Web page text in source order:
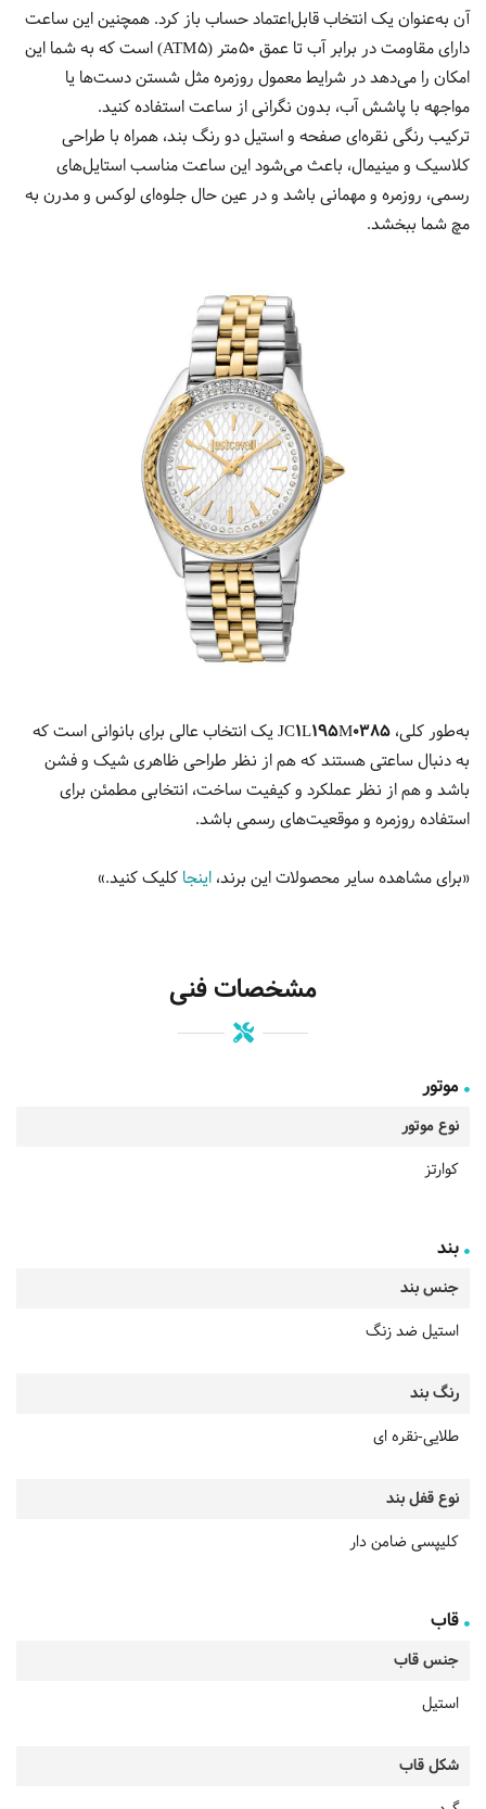
آن به‌عنوان یک انتخاب قابل‌اعتماد حساب باز کرد. همچنین این ساعت
دارای مقاومت در برابر آب تا عمق 50 متر (5 ATM) است که به شما این
امکان را می‌دهد در شرایط معمول روزمره مثل شستن دست‌ها یا
مواجهه با پاشش آب، بدون نگرانی از ساعت استفاده کنید.
ترکیب رنگی نقره‌ای صفحه و استیل دو رنگ بند، همراه با طراحی
کلاسیک و مینیمال، باعث می‌شود این ساعت مناسب استایل‌های
رسمی، روزمره و مهمانی باشد و در عین حال جلوه‌ای لوکس و مدرن به
مچ شما ببخشد.
به‌طور کلی، JC1L195M0385یک انتخاب عالی برای بانوانی است که
به دنبال ساعتی هستند که هم از نظر طراحی ظاهری شیک و فشن
باشد و هم از نظر عملکرد و کیفیت ساخت، انتخابی مطمئن برای
استفاده روزمره و موقعیت‌های رسمی باشد.
«برای مشاهده سایر محصولات این برند، اینجا کلیک کنید.»
مشخصات فنی
موتور
نوع موتور
کوارتز
بند
جنس بند
استیل ضد زنگ
رنگ بند
طلایی-نقره ای
نوع قفل بند
کلیپسی ضامن دار
قاب
جنس قاب
استیل
شکل قاب